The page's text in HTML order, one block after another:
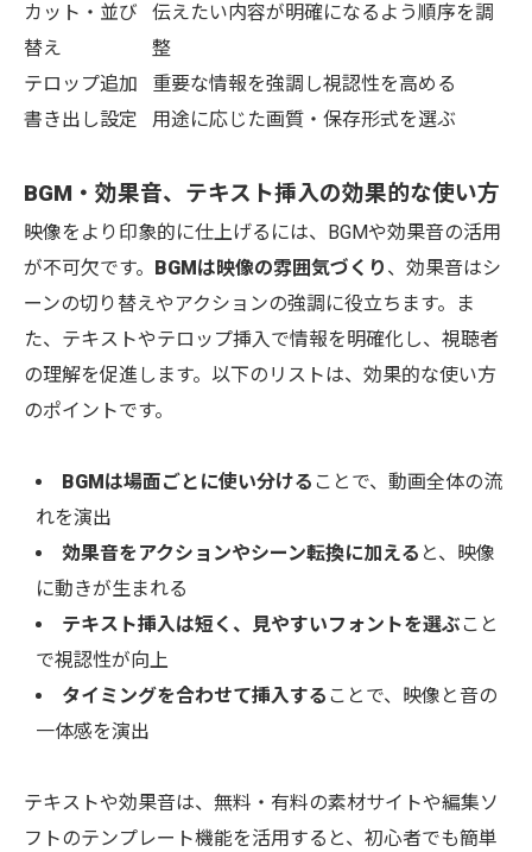
カット・並び
替え
伝えたい内容が明確になるよう順序を調
整
テロップ追加
重要な情報を強調し視認性を高める
書き出し設定
用途に応じた画質・保存形式を選ぶ
BGM・効果音、テキスト挿入の効果的な使い方
映像をより印象的に仕上げるには、BGMや効果音の活用
が不可欠です。 BGMは映像の雰囲気づくり 、効果音はシ
ーンの切り替えやアクションの強調に役立ちます。ま
た、テキストやテロップ挿入で情報を明確化し、視聴者
の理解を促進します。以下のリストは、効果的な使い方
のポイントです。
BGMは場面ごとに使い分ける ことで、動画全体の流
れを演出
効果音をアクションやシーン転換に加える と、映像
に動きが生まれる
テキスト挿入は短く、見やすいフォントを選ぶ こと
で視認性が向上
タイミングを合わせて挿入する ことで、映像と音の
一体感を演出
テキストや効果音は、無料・有料の素材サイトや編集ソ
フトのテンプレート機能を活用すると、初心者でも簡単